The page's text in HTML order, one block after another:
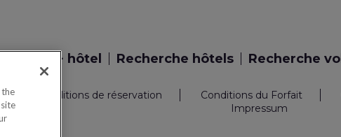
vol + hôtel Recherche hôtels Recherche vol
Conditions de réservation Conditions du Forfait
Impressum
the